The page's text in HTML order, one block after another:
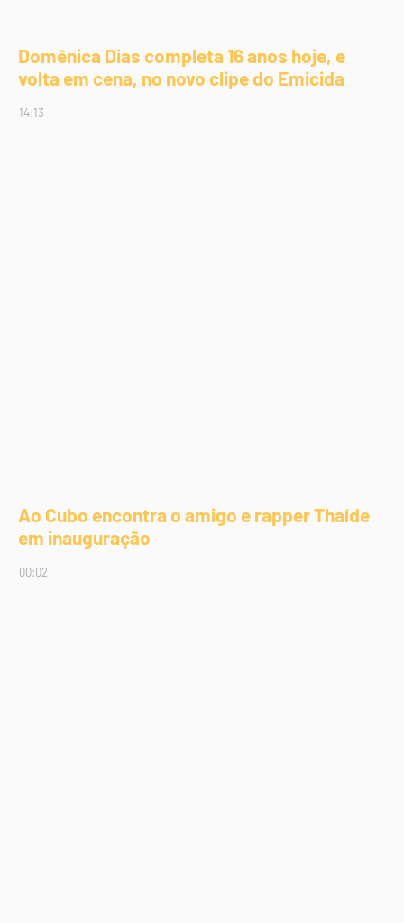
Domênica Dias completa 16 anos hoje, e
volta em cena, no novo clipe do Emicida
14:13
Ao Cubo encontra o amigo e rapper Thaíde
em inauguração
00:02